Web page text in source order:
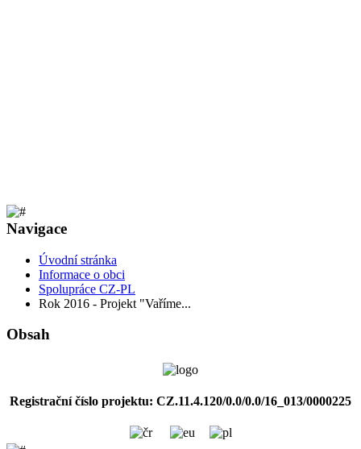
Navigace
Úvodní stránka
Informace o obci
Spolupráce CZ-PL
Rok 2016 - Projekt "Vaříme...
Obsah
Registrační číslo projektu: CZ.11.4.120/0.0/0.0/16_013/0000225